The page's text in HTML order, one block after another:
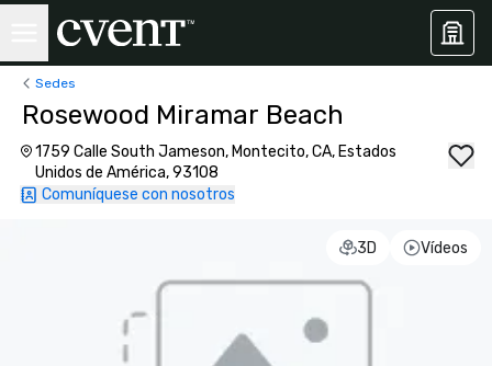
Sedes
Rosewood Miramar Beach
1759 Calle South Jameson, Montecito, CA, Estados
Unidos de América, 93108
Comuníquese con nosotros
3D Vídeos